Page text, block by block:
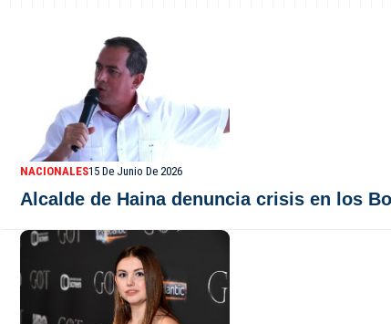
NACIONALES15 De Junio De 2026
Alcalde de Haina denuncia crisis en los